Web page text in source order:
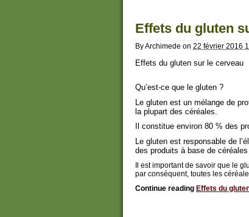
Effets du gluten
ByArchimede on 22 février 2016
Effets du gluten sur le cerveau
Qu’est-ce que le gluten ?
Le gluten est un mélange de
la plupart des céréales.
Il constitue environ 80 % des
Le gluten est responsable de
des produits à base de
Il est important de savoir que le
par conséquent, toutes les
Continue reading Effets du